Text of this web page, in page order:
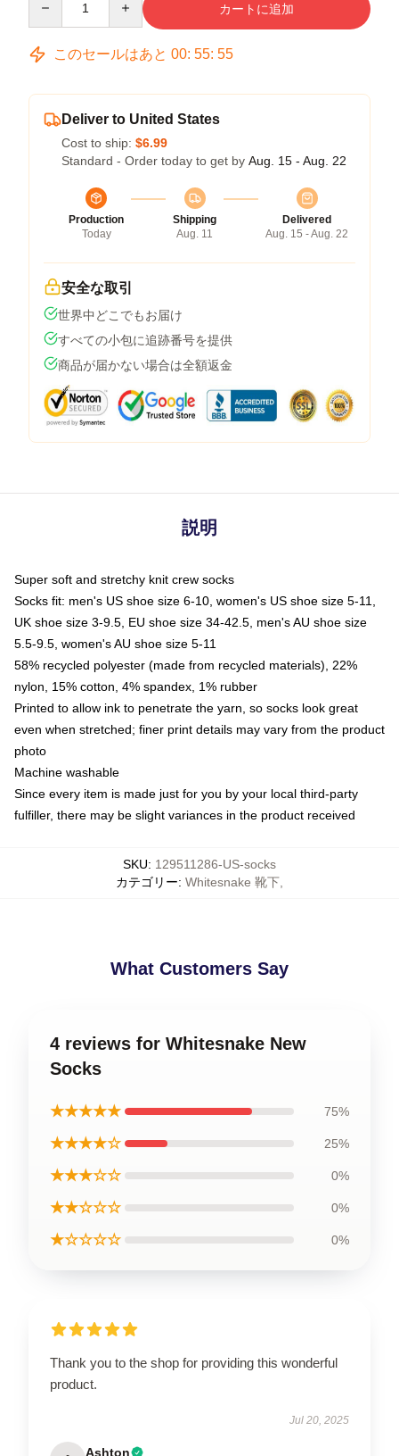
カートに追加
このセールはあと 00: 55: 54
Deliver to United States
Cost to ship: $6.99
Standard - Order today to get by Aug. 15 - Aug. 22
Production
Today
Shipping
Aug. 11
Delivered
Aug. 15 - Aug. 22
安全な取引
世界中どこでもお届け
すべての小包に追跡番号を提供
商品が届かない場合は全額返金
説明
Super soft and stretchy knit crew socks
Socks fit: men's US shoe size 6-10, women's US shoe size 5-11,
UK shoe size 3-9.5, EU shoe size 34-42.5, men's AU shoe size
5.5-9.5, women's AU shoe size 5-11
58% recycled polyester (made from recycled materials), 22%
nylon, 15% cotton, 4% spandex, 1% rubber
Printed to allow ink to penetrate the yarn, so socks look great
even when stretched; finer print details may vary from the product
photo
Machine washable
Since every item is made just for you by your local third-party
fulfiller, there may be slight variances in the product received
SKU: 129511286-US-socks
カテゴリー: Whitesnake 靴下
What Customers Say
4 reviews for Whitesnake New
Socks
★★★★★ 75%
★★★★☆ 25%
★★★☆☆ 0%
★★☆☆☆ 0%
★☆☆☆☆ 0%
Thank you to the shop for providing this wonderful
product.
Jul 20, 2025
Ashton